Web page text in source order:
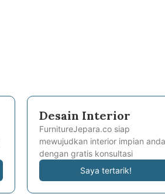
Desain Interior
FurnitureJepara.co siap
mewujudkan interior impian anda
dengan gratis konsultasi
Saya tertarik!